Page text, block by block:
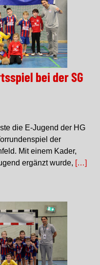
bei der SG
die E-Jugend der HG
der
Mit einem Kader,
ergänzt wurde, […]